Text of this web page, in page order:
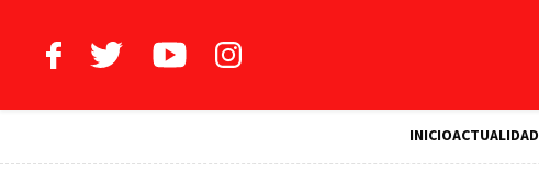
INICIOACTUALIDAD